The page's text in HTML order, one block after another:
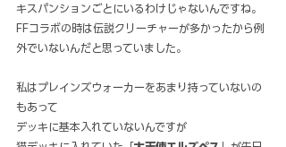
キスパンションごとにいるわけじゃないんですね。
FFコラボの時は伝説クリーチャーが多かったから例
外でいないんだと思っていました。
私はプレインズウォーカーをあまり持っていないの
もあって
デッキに基本入れていないんですが